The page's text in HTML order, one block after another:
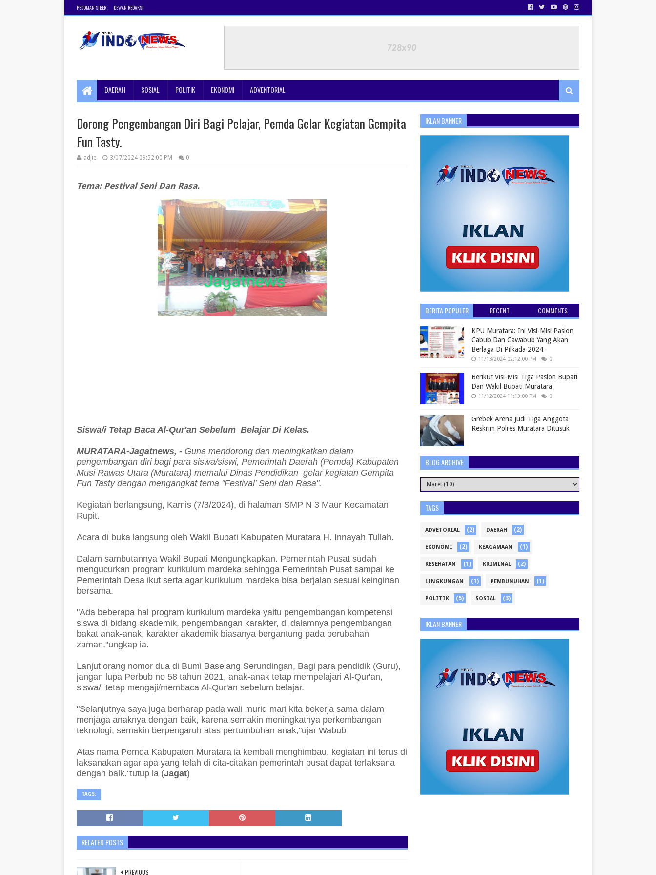
PEDOMAN SIBER DEWAN REDAKSI
DAERAH SOSIAL POLITIK EKONOMI ADVENTORIAL
Dorong Pengembangan Diri Bagi Pelajar, Pemda Gelar Kegiatan Gempita
Fun Tasty.
adjie 3/07/2024 09:52:00 PM 0
Tema: Pestival Seni Dan Rasa.
Siswa/i Tetap Baca Al-Qur'an Sebelum Belajar Di Kelas.
MURATARA-Jagatnews, - Guna mendorong dan meningkatkan dalam
pengembangan diri bagi para siswa/siswi, Pemerintah Daerah (Pemda) Kabupaten
Musi Rawas Utara (Muratara) memalui Dinas Pendidikan gelar kegiatan Gempita
Fun Tasty dengan mengangkat tema "Festival' Seni dan Rasa".
Kegiatan berlangsung, Kamis (7/3/2024), di halaman SMP N 3 Maur Kecamatan
Rupit.
Acara di buka langsung oleh Wakil Bupati Kabupaten Muratara H. Innayah Tullah.
Dalam sambutannya Wakil Bupati Mengungkapkan, Pemerintah Pusat sudah
mengucurkan program kurikulum mardeka sehingga Pemerintah Pusat sampai ke
Pemerintah Desa ikut serta agar kurikulum mardeka bisa berjalan sesuai keinginan
bersama.
"Ada beberapa hal program kurikulum mardeka yaitu pengembangan kompetensi
siswa di bidang akademik, pengembangan karakter, di dalamnya pengembangan
bakat anak-anak, karakter akademik biasanya bergantung pada perubahan
zaman,"ungkap ia.
Lanjut orang nomor dua di Bumi Baselang Serundingan, Bagi para pendidik (Guru),
jangan lupa Perbub no 58 tahun 2021, anak-anak tetap mempelajari Al-Qur'an,
siswa/i tetap mengaji/membaca Al-Qur'an sebelum belajar.
"Selanjutnya saya juga berharap pada wali murid mari kita bekerja sama dalam
menjaga anaknya dengan baik, karena semakin meningkatnya perkembangan
teknologi, semakin berpengaruh atas pertumbuhan anak,"ujar Wabub
Atas nama Pemda Kabupaten Muratara ia kembali menghimbau, kegiatan ini terus di
laksanakan agar apa yang telah di cita-citakan pemerintah pusat dapat terlaksana
dengan baik."tutup ia (Jagat)
TAGS:
RELATED POSTS
PREVIOUS
IKLAN BANNER
BERITA POPULER RECENT COMMENTS
KPU Muratara: Ini Visi-Misi Paslon
Cabub Dan Cawabub Yang Akan
Berlaga Di Pilkada 2024
11/13/2024 02:12:00 PM 0
Berikut Visi-Misi Tiga Paslon Bupati
Dan Wakil Bupati Muratara.
11/12/2024 11:13:00 PM 0
Grebek Arena Judi Tiga Anggota
Reskrim Polres Muratara Ditusuk
BLOG ARCHIVE
TAGS
ADVETORIAL (2) DAERAH (2)
EKONOMI (2) KEAGAMAAN (1)
KESEHATAN (1) KRIMINAL (2)
LINGKUNGAN (1) PEMBUNUHAN (1)
POLITIK (5) SOSIAL (3)
IKLAN BANNER